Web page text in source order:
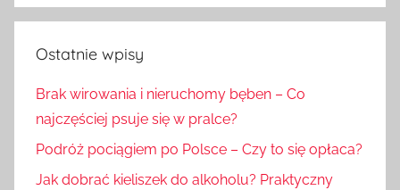
Ostatnie wpisy
Brak wirowania i nieruchomy bęben – Co
najczęściej psuje się w pralce?
Podróż pociągiem po Polsce – Czy to się opłaca?
Jak dobrać kieliszek do alkoholu? Praktyczny